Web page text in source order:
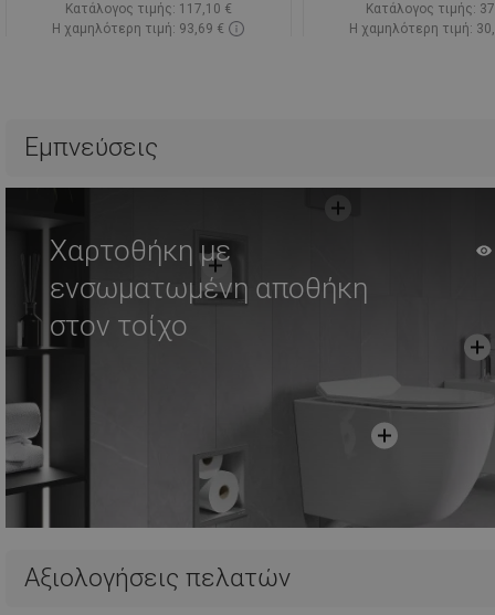
Κατάλογος τιμής: 117,10 €
Η χαμηλότερη τιμή: 93,69 €
Κατάλογος τιμής:
Η χαμηλότερη τιμή:
Εμπνεύσεις
Χαρτοθήκη με
ενσωματωμένη αποθήκη
στον τοίχο
Αξιολογήσεις πελατών